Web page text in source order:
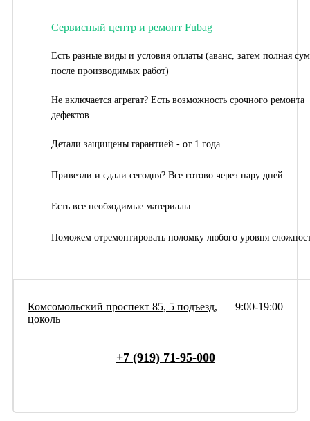
Сервисный центр и ремонт Fubag
Есть разные виды и условия оплаты (аванс, затем полная
после производимых работ)
Не включается агрегат? Есть возможность срочного ремонта
дефектов
Детали защищены гарантией - от 1 года
Привезли и сдали сегодня? Все готово через пару дней
Есть все необходимые материалы
Поможем отремонтировать поломку любого уровня
9:00-19:00
Комсомольский проспект 85, 5 подъезд,
цоколь
+7 (919) 71-95-000